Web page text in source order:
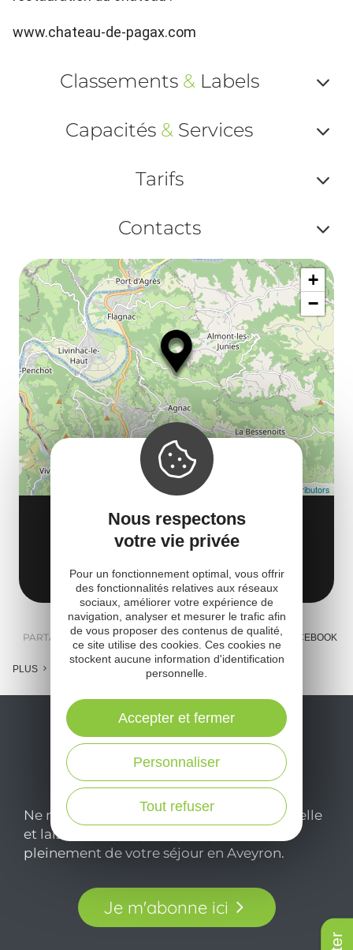
www.chateau-de-pagax.com
Classements &Labels
ou
Capacités & Services
ou
Tarifs
ou
et
Contacts
ou
CHÂTEAU DE PAGAX
2246 route de Pagax
12300 Flagnac
Obtenir l'itinéraire
+
−
Leaflet | Map data © OpenStreetMap contributors
PARTAGER : E-MAIL MESSENGER FACEBOOK
PLUS
Ne manquez pas notre newsletter mensuelle
et laissez-vous inspirer pour profiter
pleinement de votre séjour en Aveyron.
Je m'abonne ici
Nous respectons
votre vie privée
Pour un fonctionnement optimal, vous offrir
des fonctionnalités relatives aux réseaux
sociaux, améliorer votre expérience de
navigation, analyser et mesurer le trafic afin
de vous proposer des contenus de qualité,
ce site utilise des cookies. Ces cookies ne
stockent aucune information d'identification
personnelle.
Tout refuser
Personnaliser
Accepter et fermer